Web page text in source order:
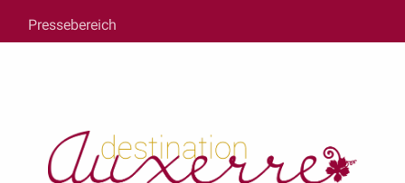
contenu
principal
Pressebereich